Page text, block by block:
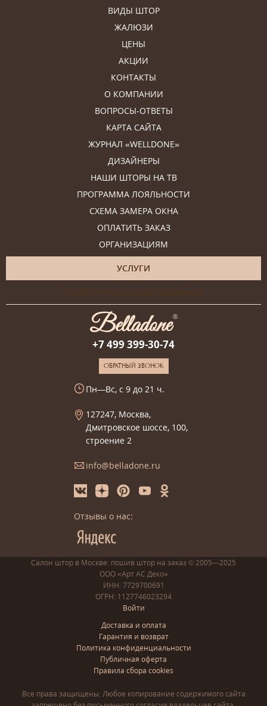
ВИДЫ ШТОР
ЖАЛЮЗИ
ЦЕНЫ
АКЦИИ
КОНТАКТЫ
О КОМПАНИИ
ВОПРОСЫ-ОТВЕТЫ
КАРТА САЙТА
ЖУРНАЛ «WELLDONE»
ДИЗАЙНЕРЫ
НАШИ ШТОРЫ НА ТВ
ПРОГРАММА ЛОЯЛЬНОСТИ
СХЕМА ЗАМЕРА ОКНА
ОПЛАТИТЬ ЗАКАЗ
ОРГАНИЗАЦИЯМ
УСЛУГИ
Онлайн-консультация дизайнера
+7 499 399-30-74
ОБРАТНЫЙ ЗВОНОК
Пн—Вс, с 9 до 21 ч.
127247, Москва,
Дмитровское шоссе, 100,
строение 2
info@belladone.ru
Отзывы о нас:
Салон штор в Москве: пошив штор на заказ © 2005—2025
ООО «Арт АС Деко»
ИНН: 7729700691
ОГРН: 1127746023294
Войти
Доставка и оплата
Гарантия и возврат
Политика конфиденциальности
Публичная оферта
Правила сбора cookies
Все права защищены. Любое копирование содержимого сайта